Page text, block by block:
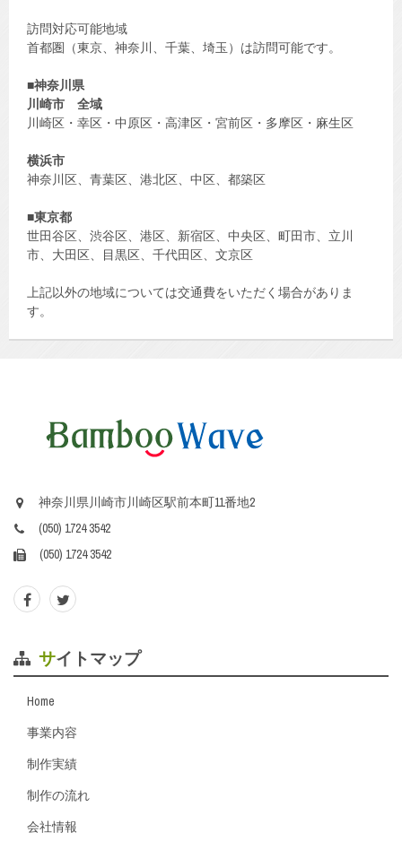
訪問対応可能地域
首都圏（東京、神奈川、千葉、埼玉）は訪問可能です。
■神奈川県
川崎市
全域
川崎区・幸区・中原区・高津区・宮前区・多摩区・麻生区
横浜市
神奈川区、青葉区、港北区、中区、都築区
■東京都
世田谷区、渋谷区、港区、新宿区、中央区、町田市、立川
市、大田区、目黒区、千代田区、文京区
上記以外の地域については交通費をいただく場合がありま
す。
神奈川県川崎市川崎区駅前本町11番地2
(050) 1724 3542
(050) 1724 3542
サイトマップ
Home
事業内容
制作実績
制作の流れ
会社情報